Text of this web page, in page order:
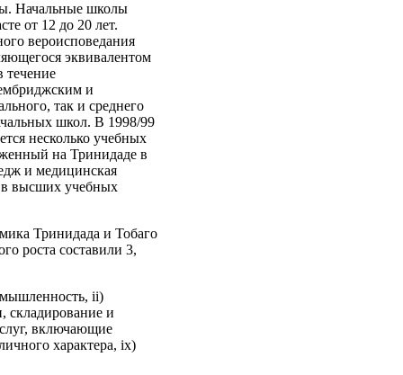
Начальные школы
от 12 до 20 лет.
вероисповедания
эквивалентом
течение
и
так и среднего
школ. В 1998/99
несколько учебных
на Тринидаде в
и медицинская
в высших учебных
Тринидада и Тобаго
роста составили 3,
ii)
складирование и
включающие
характера, ix)